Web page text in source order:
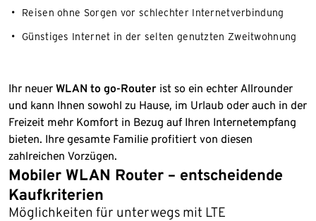
Reisen ohne Sorgen vor schlechter Internetverbindung
Günstiges Internet in der selten genutzten Zweitwohnung
Ihr neuer WLAN to go-Router ist so ein echter Allrounder
und kann Ihnen sowohl zu Hause, im Urlaub oder auch in der
Freizeit mehr Komfort in Bezug auf Ihren Internetempfang
bieten. Ihre gesamte Familie profitiert von diesen
zahlreichen Vorzügen.
Mobiler WLAN Router – entscheidende
Kaufkriterien
Möglichkeiten für unterwegs mit LTE